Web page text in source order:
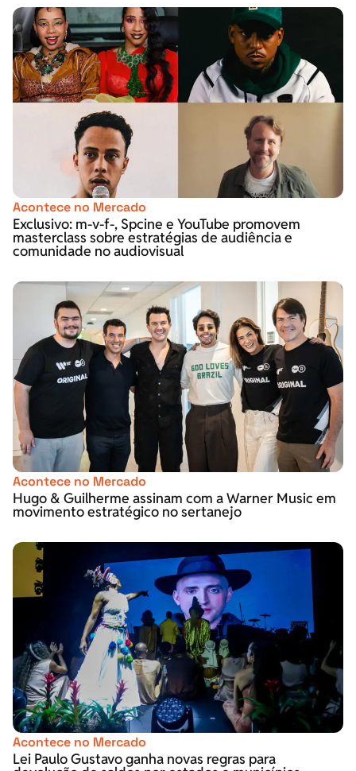
Acontece no Mercado
Exclusivo: m-v-f-, Spcine e YouTube promovem
masterclass sobre estratégias de audiência e
comunidade no audiovisual
Acontece no Mercado
Hugo & Guilherme assinam com a Warner Music em
movimento estratégico no sertanejo
Acontece no Mercado
Lei Paulo Gustavo ganha novas regras para